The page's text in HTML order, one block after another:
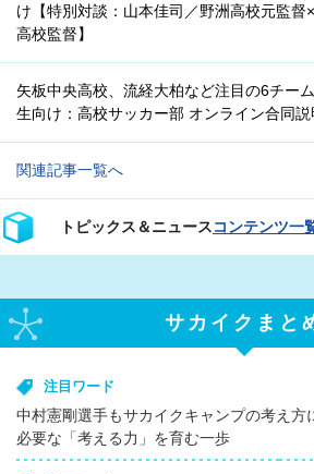
け【特別対談：山本佳司／野洲高校元監督
高校監督】
矢板中央高校、流経大柏など注目の6チー
生向け：高校サッカー部 オンライン合同
関連記事一覧へ
トピックス＆ニュースコンテンツ一
サカイクまと
注目ワード
中村憲剛選手もサカイクキャンプの考え
必要な「考える力」を育む一歩